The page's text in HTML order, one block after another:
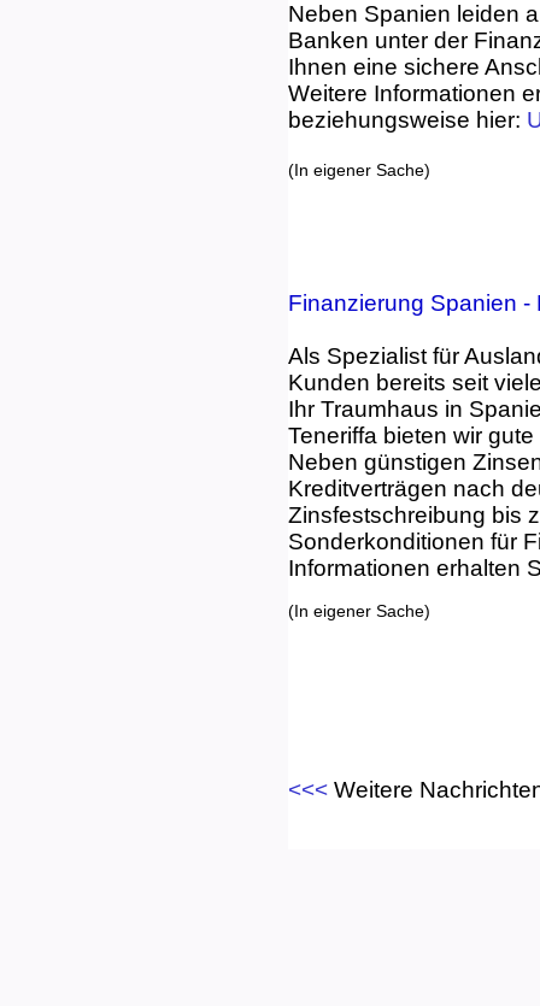
Neben Spanien leiden
Banken unter der
Ihnen eine sichere
Weitere Informationen
beziehungsweise hier:
(In eigener Sache)
Finanzierung Spanien
Als Spezialist für
Kunden bereits seit
Ihr Traumhaus in
Teneriffa bieten wir
Neben günstigen
Kreditverträgen nach
Zinsfestschreibung bis
Sonderkonditionen für
Informationen erhalten
(In eigener Sache)
<<< Weitere